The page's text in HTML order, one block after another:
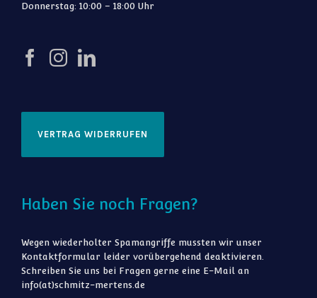
Donnerstag: 10:00 – 18:00 Uhr
VERTRAG WIDERRUFEN
Haben Sie noch Fragen?
Wegen wiederholter Spamangriffe mussten wir unser
Kontaktformular leider vorübergehend deaktivieren.
Schreiben Sie uns bei Fragen gerne eine E-Mail an
info(at)schmitz-mertens.de